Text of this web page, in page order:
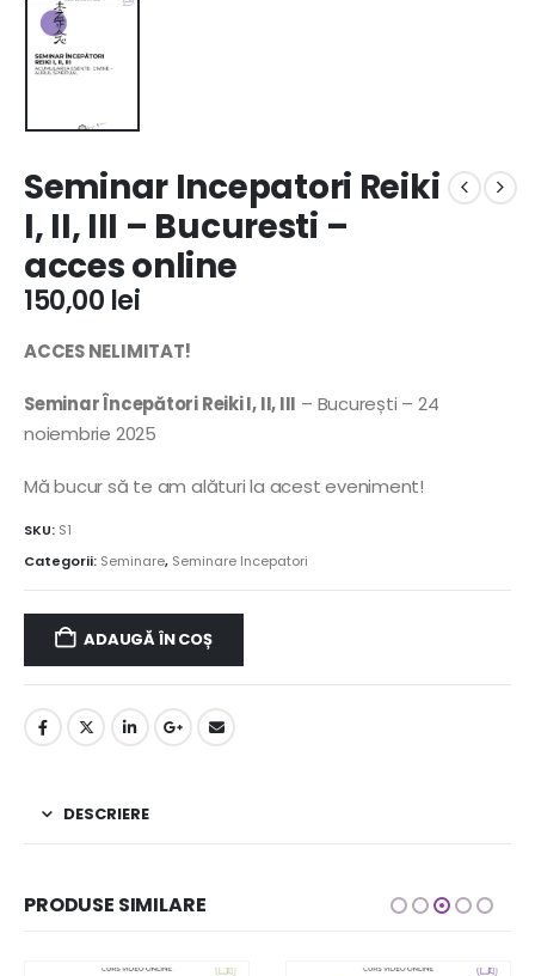
Seminar Incepatori Reiki
I, II, III – Bucuresti –
acces online
150,00 lei
ACCES NELIMITAT!
Seminar Începători Reiki I, II, III – București – 24
noiembrie 2025
Mă bucur să te am alături la acest eveniment!
SKU: S1
Categorii: Seminare, Seminare Incepatori
ADAUGĂ ÎN COȘ
DESCRIERE
PRODUSE SIMILARE